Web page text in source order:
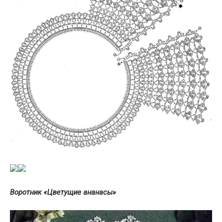
Воротник «Цветущие ананасы»